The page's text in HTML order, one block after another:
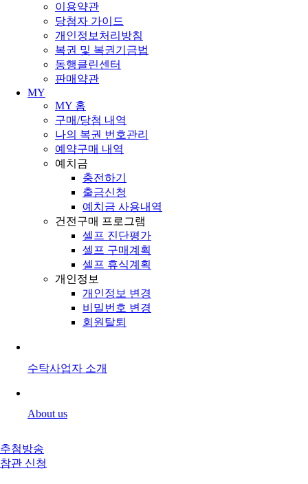
이용약관
당첨자 가이드
개인정보처리방침
복권 및 복권기금법
동행클린센터
판매약관
MY
MY 홈
구매/당첨 내역
나의 복권 번호관리
예약구매 내역
예치금
충전하기
출금신청
예치금 사용내역
건전구매 프로그램
셀프 진단평가
셀프 구매계획
셀프 휴식계획
개인정보
개인정보 변경
비밀번호 변경
회원탈퇴
수탁사업자 소개
About us
추첨방송
참관 신청